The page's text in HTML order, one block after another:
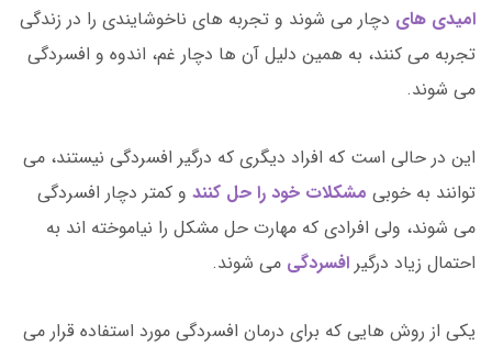
امیدی های دچار می شوند و تجربه های ناخوشایندی را در زندگی
تجربه می کنند، به همین دلیل آن ها دچار غم، اندوه و افسردگی
می شوند.
این در حالی است که افراد دیگری که درگیر افسردگی نیستند، می
توانند به خوبی مشکلات خود را حل کنند و کمتر دچار افسردگی
می شوند، ولی افرادی که مهارت حل مشکل را نیاموخته اند به
احتمال زیاد درگیر افسردگی می شوند.
یکی از روش هایی که برای درمان افسردگی مورد استفاده قرار می